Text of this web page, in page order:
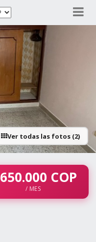
Ver todas las fotos (2)
650.000 COP
/ MES